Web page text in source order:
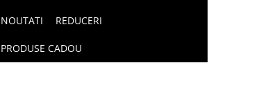
NOUTATI REDUCERI
PRODUSE CADOU